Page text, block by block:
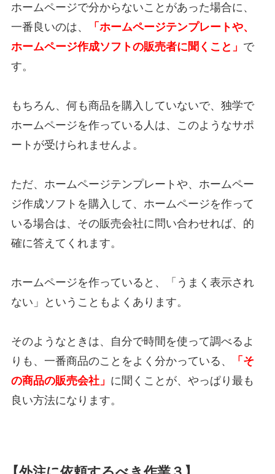
ホームページで分からないことがあった場合に、
一番良いのは、
「ホームページテンプレートや、
ホームページ作成ソフトの販売者に聞くこと」 で
す。
もちろん、何も商品を購入していないで、独学で
ホームページを作っている人は、このようなサポ
ートが受けられませんよ。
ただ、ホームページテンプレートや、ホームペー
ジ作成ソフトを購入して、ホームページを作って
いる場合は、その販売会社に問い合わせれば、的
確に答えてくれます。
ホームページを作っていると、「うまく表示され
ない」ということもよくあります。
そのようなときは、自分で時間を使って調べるよ
りも、一番商品のことをよく分かっている、
「そ
の商品の販売会社」 に聞くことが、やっぱり最も
良い方法になります。